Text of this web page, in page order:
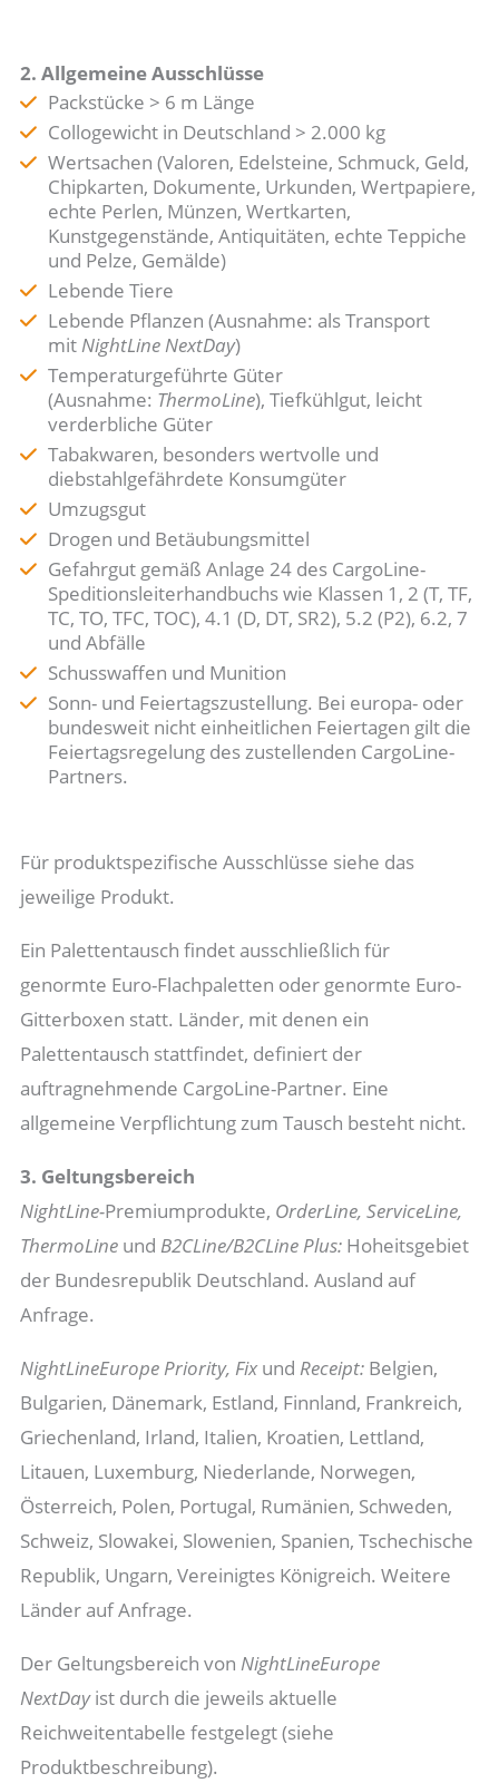
2. Allgemeine Ausschlüsse
Packstücke > 6 m Länge
Collogewicht in Deutschland > 2.000 kg
Wertsachen (Valoren, Edelsteine, Schmuck, Geld,
Chipkarten, Dokumente, Urkunden, Wertpapiere,
echte Perlen, Münzen, Wertkarten,
Kunstgegenstände, Antiquitäten, echte Teppiche
und Pelze, Gemälde)
Lebende Tiere
Lebende Pflanzen (Ausnahme: als Transport
mitNightLine NextDay)
Temperaturgeführte Güter
(Ausnahme: ThermoLine), Tiefkühlgut, leicht
verderbliche Güter
Tabakwaren, besonders wertvolle und
diebstahlgefährdete Konsumgüter
Umzugsgut
Drogen und Betäubungsmittel
Gefahrgut gemäß Anlage 24 des CargoLine-
Speditionsleiterhandbuchs wie Klassen 1, 2 (T, TF,
TC, TO, TFC, TOC), 4.1 (D, DT, SR2), 5.2 (P2), 6.2, 7
und Abfälle
Schusswaffen und Munition
Sonn- und Feiertagszustellung. Bei europa- oder
bundesweit nicht einheitlichen Feiertagen gilt die
Feiertagsregelung des zustellenden CargoLine-
Partners.
Für produktspezifische Ausschlüsse siehe das
jeweilige Produkt.
Ein Palettentausch findet ausschließlich für
genormte Euro-Flachpaletten oder genormte Euro-
Gitterboxen statt. Länder, mit denen ein
Palettentausch stattfindet, definiert der
auftragnehmende CargoLine-Partner. Eine
allgemeine Verpflichtung zum Tausch besteht nicht.
3. Geltungsbereich
NightLine-Premiumprodukte, OrderLine, ServiceLine,
ThermoLine und B2CLine/B2CLine Plus: Hoheitsgebiet
der Bundesrepublik Deutschland. Ausland auf
Anfrage.
NightLineEurope Priority, Fix und Receipt: Belgien,
Bulgarien, Dänemark, Estland, Finnland, Frankreich,
Griechenland, Irland, Italien, Kroatien, Lettland,
Litauen, Luxemburg, Niederlande, Norwegen,
Österreich, Polen, Portugal, Rumänien, Schweden,
Schweiz, Slowakei, Slowenien, Spanien, Tschechische
Republik, Ungarn, Vereinigtes Königreich. Weitere
Länder auf Anfrage.
Der Geltungsbereich vonNightLineEurope
NextDayist durch die jeweils aktuelle
Reichweitentabelle festgelegt (siehe
Produktbeschreibung).